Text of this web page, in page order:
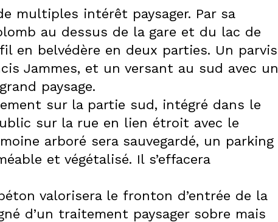
multiples intérêt paysager. Par sa
au dessus de la gare et du lac de
en belvédère en deux parties. Un parvis
Jammes, et un versant au sud avec un
paysage.
sur la partie sud, intégré dans le
sur la rue en lien étroit avec le
arboré sera sauvegardé, un parking
et végétalisé. Il s’effacera
valorisera le fronton d’entrée de la
d’un traitement paysager sobre mais